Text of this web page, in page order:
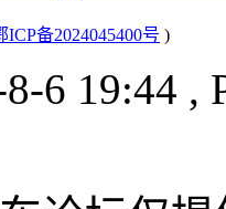
ICP备2024045400号 )
6 19:44 ,